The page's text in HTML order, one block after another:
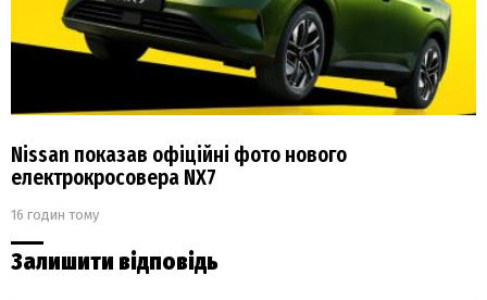
Nissan показав офіційні фото нового
електрокросовера NX7
16 годин тому
Залишити відповідь